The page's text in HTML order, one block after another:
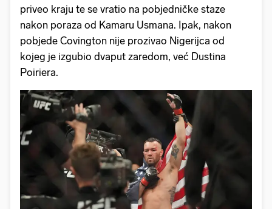
priveo kraju te se vratio na pobjedničke staze
nakon poraza od Kamaru Usmana. Ipak, nakon
pobjede Covington nije prozivao Nigerijca od
kojeg je izgubio dvaput zaredom, već Dustina
Poiriera.